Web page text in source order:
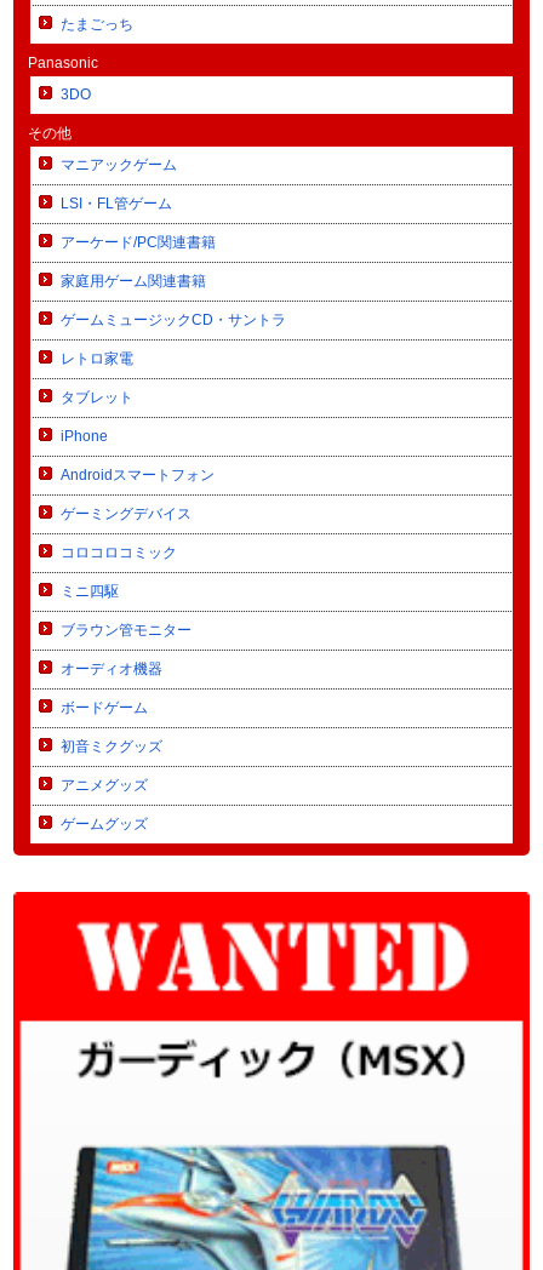
たまごっち
Panasonic
3DO
その他
マニアックゲーム
LSI・FL管ゲーム
アーケード/PC関連書籍
家庭用ゲーム関連書籍
ゲームミュージックCD・サントラ
レトロ家電
タブレット
iPhone
Androidスマートフォン
ゲーミングデバイス
コロコロコミック
ミニ四駆
ブラウン管モニター
オーディオ機器
ボードゲーム
初音ミクグッズ
アニメグッズ
ゲームグッズ